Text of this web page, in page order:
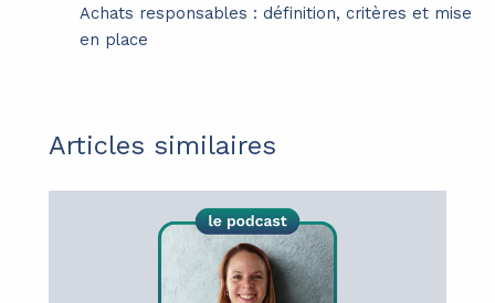
Achats responsables : définition, critères et mise
en place
Articles similaires